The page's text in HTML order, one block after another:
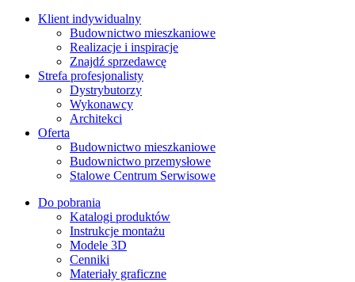
Klient indywidualny
Budownictwo mieszkaniowe
Realizacje i inspiracje
Znajdź sprzedawcę
Strefa profesjonalisty
Dystrybutorzy
Wykonawcy
Architekci
Oferta
Budownictwo mieszkaniowe
Budownictwo przemysłowe
Stalowe Centrum Serwisowe
Do pobrania
Katalogi produktów
Instrukcje montażu
Modele 3D
Cenniki
Materiały graficzne